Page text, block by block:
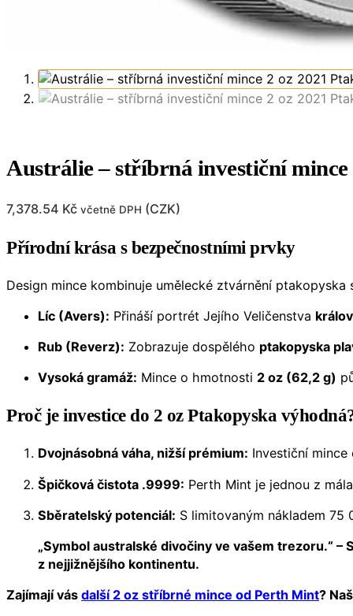
Austrálie – stříbrná investiční
7,378.54 Kč včetně DPH (CZK)
Přírodní krása s bezpečnostními prvky
Design mince kombinuje umělecké ztvárnění
Líc (Avers): Přináší portrét Jejího Veličenstva
Rub (Reverz): Zobrazuje dospělého ptakopyska
Vysoká gramáž: Mince o hmotnosti 2 oz (62,2 g)
Proč je investice do 2 oz Ptakopyska
Dvojnásobná váha, nižší prémium: Investiční
Špičková čistota .9999: Perth Mint je jednou z
Sběratelský potenciál: S limitovaným nákladem
„Symbol australské divočiny ve vašem trezoru.“
z nejjižnějšího kontinentu.
Zajímají vás další 2 oz stříbrné mince od Perth Mint?